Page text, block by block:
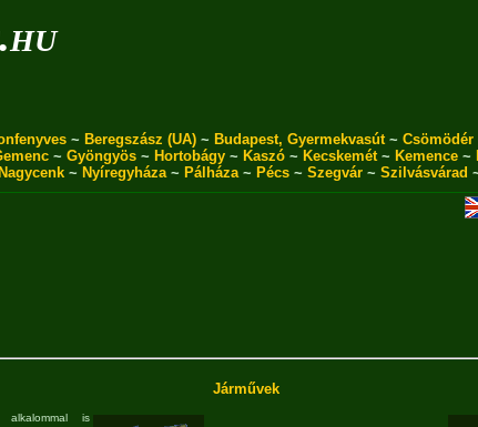
~ Beregszász (UA)~ Budapest, Gyermekvasút~ Csömödér
~ Gyöngyös ~ Hortobágy ~ Kaszó ~ Kecskemét~ Kemence ~
Nagycenk~ Nyíregyháza~ Pálháza~ Pécs~ Szegvár~ Szilvásvárad
is
Járművek